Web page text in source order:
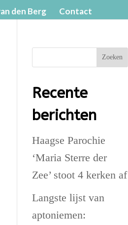
den Berg Contact
Zoeken
Recente
berichten
Haagse Parochie
‘Maria Sterre der
Zee’ stoot 4 kerken af
Langste lijst van
aptoniemen: